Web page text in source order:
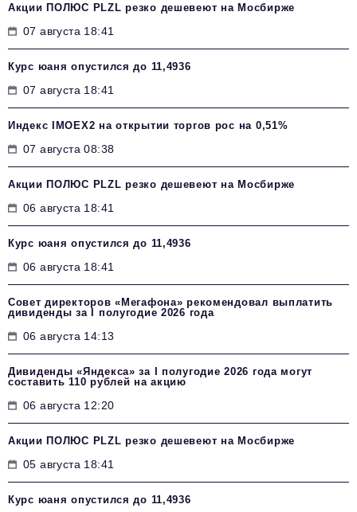
Акции ПОЛЮС PLZL резко дешевеют на Мосбирже
07 августа 18:41
Курс юаня опустился до 11,4936
07 августа 18:41
Индекс IMOEX2 на открытии торгов рос на 0,51%
07 августа 08:38
Акции ПОЛЮС PLZL резко дешевеют на Мосбирже
06 августа 18:41
Курс юаня опустился до 11,4936
06 августа 18:41
Совет директоров «Мегафона» рекомендовал выплатить
дивиденды за I полугодие 2026 года
06 августа 14:13
Дивиденды «Яндекса» за I полугодие 2026 года могут
составить 110 рублей на акцию
06 августа 12:20
Акции ПОЛЮС PLZL резко дешевеют на Мосбирже
05 августа 18:41
Курс юаня опустился до 11,4936